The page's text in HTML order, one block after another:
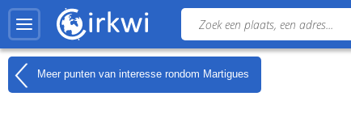
Meer punten van interesse rondom Martigues